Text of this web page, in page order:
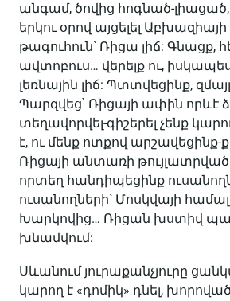
անգամ, ծովից հոգնած-լիացած,
երկու օրով այցելել Աբխազիայի
թագուհուն՝ Ռիցա լիճ: Գնացք,
ավտոբուս… վերելք ու,
լեռնային լիճ: Պտտվեցինք,
Պարզվեց՝ Ռիցայի ափին որևէ
տեղավորվել-գիշերել չենք
է, ու մենք ոտքով արշավեցինք-
Ռիցայի անտառի
որտեղ հանդիպեցինք
ուսանողների՝ Մոսկվայի
Խարկովից… Ռիցան խստիվ
խնամվում:
Սևանում յուրաքանչյուրը
կարող է «դոմիկ» դնել,